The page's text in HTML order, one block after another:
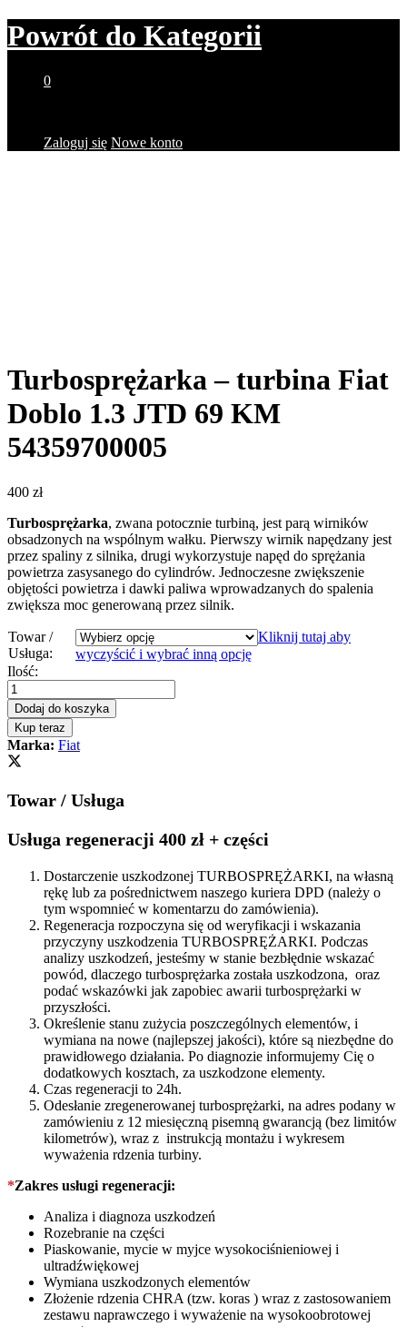
Powrót do Kategorii
0
Zaloguj się Nowe konto
Turbosprężarka – turbina Fiat
Doblo 1.3 JTD 69 KM
54359700005
400 zł
Turbosprężarka, zwana potocznie turbiną, jest parą wirników
obsadzonych na wspólnym wałku. Pierwszy wirnik napędzany jest
przez spaliny z silnika, drugi wykorzystuje napęd do sprężania
powietrza zasysanego do cylindrów. Jednoczesne zwiększenie
objętości powietrza i dawki paliwa wprowadzanych do spalenia
zwiększa moc generowaną przez silnik.
Towar /
Usługa:
Kliknij tutaj aby
wyczyścić i wybrać inną opcję
Turbosprężarka
turbina
Fiat
Doblo
1.3
JTD
KM
quantity
Ilość:
Dodaj do koszyka
Kup teraz
Marka: Fiat
Towar / Usługa
Usługa regeneracji 400 zł + części
Dostarczenie uszkodzonej TURBOSPRĘŻARKI, na własną
rękę lub za pośrednictwem naszego kuriera DPD (należy o
tym wspomnieć w komentarzu do zamówienia).
Regeneracja rozpoczyna się od weryfikacji i wskazania
przyczyny uszkodzenia TURBOSPRĘŻARKI. Podczas
analizy uszkodzeń, jesteśmy w stanie bezbłędnie wskazać
powód, dlaczego turbosprężarka została uszkodzona, oraz
podać wskazówki jak zapobiec awarii turbosprężarki w
przyszłości.
Określenie stanu zużycia poszczególnych elementów, i
wymiana na nowe (najlepszej jakości), które są niezbędne do
prawidłowego działania. Po diagnozie informujemy Cię o
dodatkowych kosztach, za uszkodzone elementy.
Czas regeneracji to 24h.
Odesłanie zregenerowanej turbosprężarki, na adres podany w
zamówieniu z 12 miesięczną pisemną gwarancją (bez limitów
kilometrów), wraz z instrukcją montażu i wykresem
wyważenia rdzenia turbiny.
*Zakres usługi regeneracji:
Analiza i diagnoza uszkodzeń
Rozebranie na części
Piaskowanie, mycie w myjce wysokociśnieniowej i
ultradźwiękowej
Wymiana uszkodzonych elementów
Złożenie rdzenia CHRA (tzw. koras ) wraz z zastosowaniem
zestawu naprawczego i wyważenie na wysokoobrotowej